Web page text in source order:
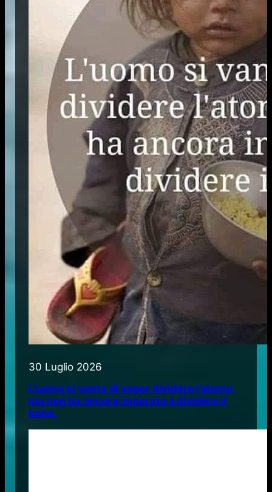
30 Luglio 2026
L’uomo si vanta di saper dividere l’atomo,
ma non ha ancora imparato a dividere il
pane.